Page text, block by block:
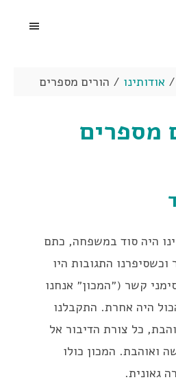
/ אודותינו / הורים מספרים
מספרים
היה סוד במשפחה, כתם
התגובות היו
קשר (״המכון״ אנחנו
היה אחרת. התקבלנו
כל צורת הדיבור אל
ואוהבת. המכון כולו
גאונית.